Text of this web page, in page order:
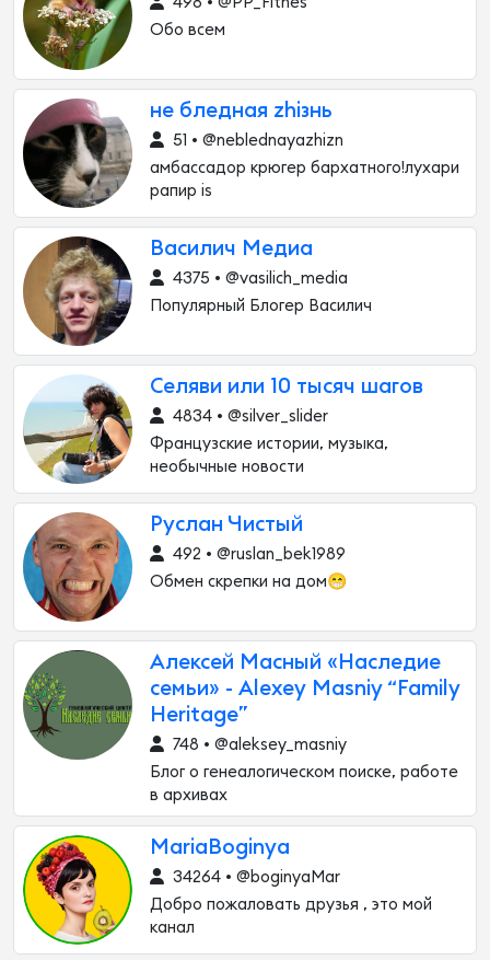
Обо всем
не бледная zhiзнь
51 • @neblednayazhizn
амбассадор крюгер бархатного!лухари
рапир is
Василич Медиа
4375 • @vasilich_media
Популярный Блогер Василич
Селяви или 10 тысяч шагов
4834 • @silver_slider
Французские истории, музыка,
необычные новости
Руслан Чистый
492 • @ruslan_bek1989
Обмен скрепки на дом😁
Алексей Масный «Наследие
семьи» - Alexey Masniy “Family
Heritage”
748 • @aleksey_masniy
Блог о генеалогическом поиске, работе
в архивах
MariaBoginya
34264 • @boginyaMar
Добро пожаловать друзья , это мой
канал